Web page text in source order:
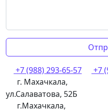
+7 (988) 293-65-57
+7
г. Махачкала,
ул.Салаватова, 52Б
г.Махачкала,